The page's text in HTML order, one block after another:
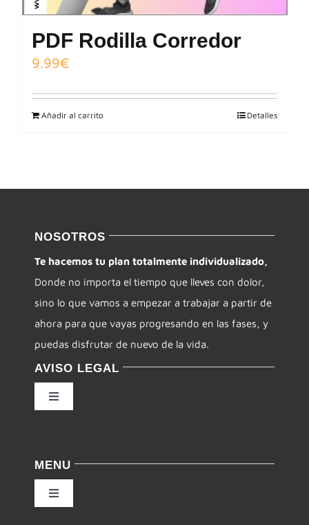
PDF Rodilla Corredor
9.99€
Añadir al carrito Detalles
NOSOTROS
Te hacemos tu plan totalmente individualizado,
Donde no importa el tiempo que lleves con dolor,
sino lo que vamos a empezar a trabajar a partir de
ahora para que vayas progresando en las fases, y
puedas disfrutar de nuevo de la vida.
AVISO LEGAL
Toggle
Navigation
Condiciones de uso
MENU
Toggle
Navigation